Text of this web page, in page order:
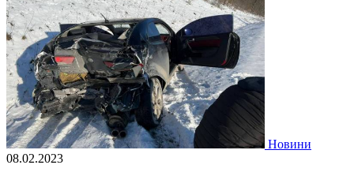
Новини
08.02.2023